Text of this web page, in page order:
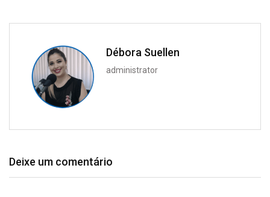
Débora Suellen
administrator
Deixe um comentário